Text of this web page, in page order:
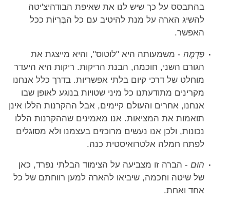
בהתבסס על כך שיש לנו את שאיפת הבודהיצ'יטה
להשיג הארה על מנת להיטיב עם כל הבְּרִיוֹת ככל
האפשר.
פַּדְמֶה - משמעותה היא "לוטוס", והיא מייצגת את
הגורם השני, חוכמה, הבנת הריקוּת. ריקוּת היא היעדר
מוחלט של דרכי קיום בלתי אפשריות. בדרך כלל אנחנו
מקרינים מתודעתנו כל מיני שטויות בנוגע לאופן שבו
אנחנו, אחרים והעולם קיימים, אבל ההקרנות הללו אינן
תואמות את המציאות. אנו מאמינים שההקרנות הללו
נכונות, ולכן אנו נעשים מרוכזים בעצמנו ולא מסוגלים
לפתח חמלה אלטרואיסטית כנה.
הוּם - הברה זו מצביעה על הצימוד הבלתי נפרד, כאן
של שיטה וחכמה, שיביאו להארה למען רווחתם של כל
אחד ואחת.